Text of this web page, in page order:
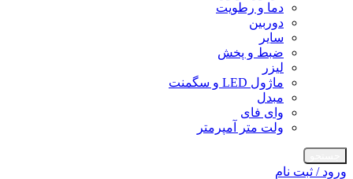
دما و رطویت
دوربین
سایر
ضبط و پخش
لیزر
ماژول LED و سگمنت
مبدل
وای فای
ولت متر آمپرمتر
ورود / ثبت نام